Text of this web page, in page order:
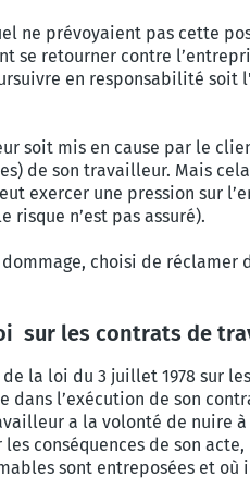
ne prévoyaient pas cette
se retourner contre
en responsabilité
soit mis en cause par le
de son travailleur. Mais
exercer une pression sur
n’est pas assuré).
choisi de
sur les contrats de
la loi du 3 juillet 1978 sur
l’exécution de son
a la volonté de nuire
conséquences de son
sont entreposées et